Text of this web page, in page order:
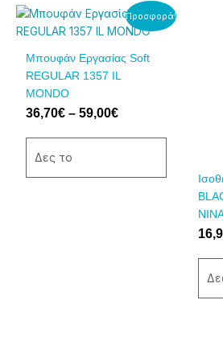
Προσφορά!
Μπουφάν Εργασίας Soft
REGULAR 1357 IL
MONDO
36,70€ – 59,00€
Price
range:
through
59,00€
Δες το
Αυτό
το
έχει
πολλαπλές
παραλλαγές.
Οι
επιλογές
μπορούν
να
στη
σελίδα